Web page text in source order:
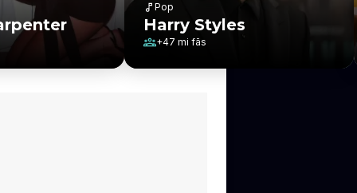
Pop
Harry Styles
+47 mi fãs